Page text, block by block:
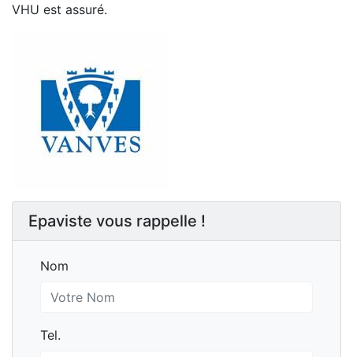
VHU est assuré.
Epaviste vous rappelle !
Nom
Nom
Tel.
Tel.